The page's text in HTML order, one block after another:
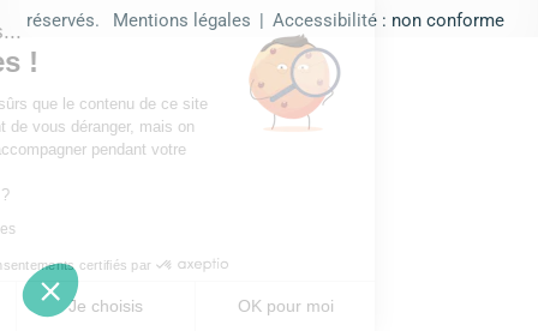
réservés.
Mentions légales | Accessibilité : non conforme
nous...
!
d'être sûrs que le contenu de ce site
avant de vous déranger, mais on
vous accompagner pendant votre
vous ?
cookies
Consentements certifiés par
OK pour moi